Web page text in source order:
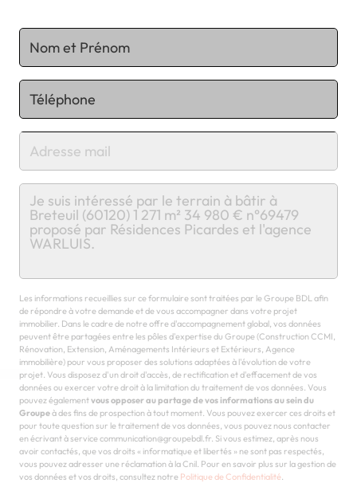
Chargement...
Les informations recueillies sur ce formulaire sont traitées par le Groupe BDL afin
de répondre à votre demande et de vous accompagner dans votre projet
immobilier. Dans le cadre de notre offre d'accompagnement global, vos données
peuvent être partagées entre les pôles d'expertise du Groupe (Construction CCMI,
Rénovation, Extension, Aménagements Intérieurs et Extérieurs, Agence
immobilière) pour vous proposer des solutions adaptées à l'évolution de votre
projet. Vous disposez d'un droit d'accès, de rectification et d'effacement de vos
données ou exercer votre droit à la limitation du traitement de vos données. Vous
pouvez égalementvous opposer au partage de vos informations au sein du
Groupeà des fins de prospection à tout moment. Vous pouvez exercer ces droits et
pour toute question sur le traitement de vos données, vous pouvez nous contacter
en écrivant à service communication@groupebdl.fr. Si vous estimez, après nous
avoir contactés, que vos droits « informatique et libertés » ne sont pas respectés,
vous pouvez adresser une réclamation à la Cnil. Pour en savoir plus sur la gestion de
vos données et vos droits, consultez notre Politique de Confidentialité.